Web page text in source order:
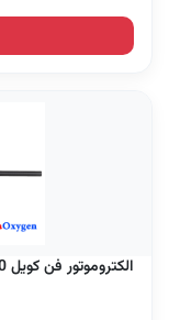
الکتروموتور فن کویل 160 وات دو سر شفت سیم بلند الکترومگا